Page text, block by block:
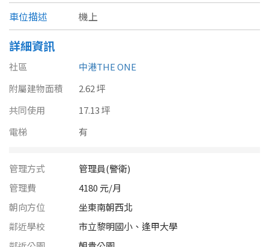
彰化縣
南投縣
雲林縣
嘉義市
嘉義縣
高雄市
屏東縣
坪數
不拘
40~50 坪
80坪以上
~
車位描述
機上
詳細資訊
社區
中港THE ONE
附屬建物面積
2.62 坪
共同使用
17.13 坪
電梯
有
管理方式
管理員(警衛)
管理費
4180 元/月
朝向方位
坐東南朝西北
鄰近學校
市立黎明國小、逢甲大學